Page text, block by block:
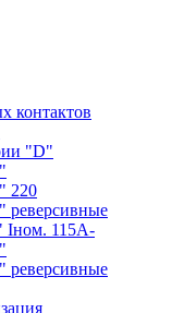
контактов
"D"
220
реверсивные
Iном. 115А-
реверсивные